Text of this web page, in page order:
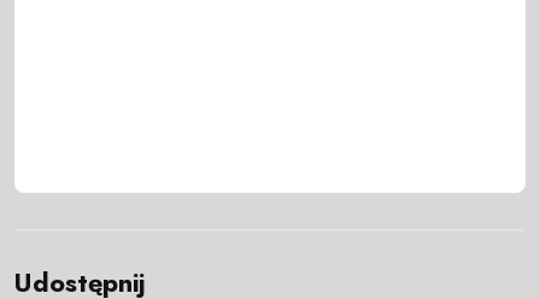
Udostępnij